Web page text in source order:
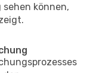
können,